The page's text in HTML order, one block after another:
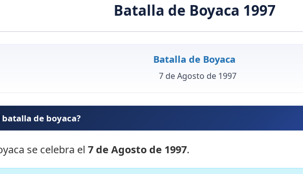
Batalla de Boyaca 1997
Batalla de Boyaca
7 de Agosto de 1997
batalla de boyaca?
se celebra el7 de Agosto de 1997.